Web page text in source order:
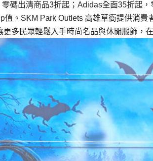
碼出清商品3折起；Adidas全面35折起
值。SKM Park Outlets 高雄草衙提供消
多民眾輕鬆入手時尚名品與休閒服飾，